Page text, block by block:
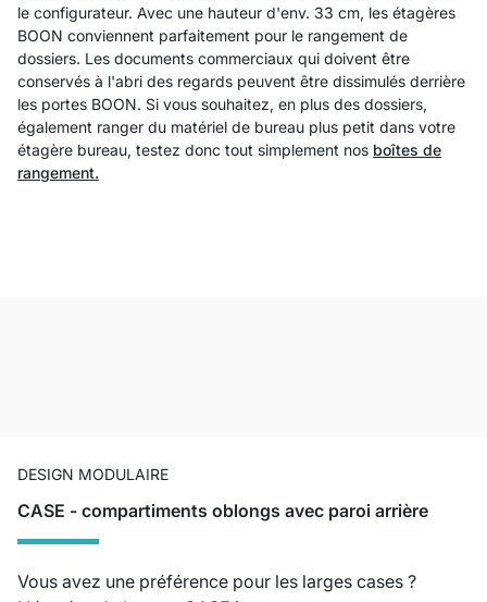
le configurateur. Avec une hauteur d'env. 33 cm, les étagères
BOON conviennent parfaitement pour le rangement de
dossiers. Les documents commerciaux qui doivent être
conservés à l'abri des regards peuvent être dissimulés derrière
les portes BOON. Si vous souhaitez, en plus des dossiers,
également ranger du matériel de bureau plus petit dans votre
étagère bureau, testez donc tout simplement nos boîtes de
rangement.
DESIGN MODULAIRE
CASE - compartiments oblongs avec paroi arrière
Vous avez une préférence pour les larges cases ?